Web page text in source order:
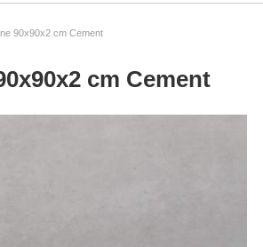
90x90x2 cm Cement
cm Cement